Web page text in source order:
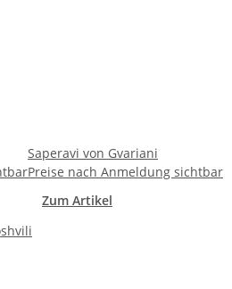
Saperavi von Gvariani
Preise nach Anmeldung sichtbar
Zum Artikel